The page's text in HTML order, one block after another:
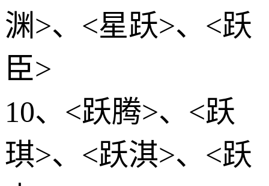
渊>、<星跃>、<跃
臣>
10、<跃腾>、<跃
琪>、<跃淇>、<跃